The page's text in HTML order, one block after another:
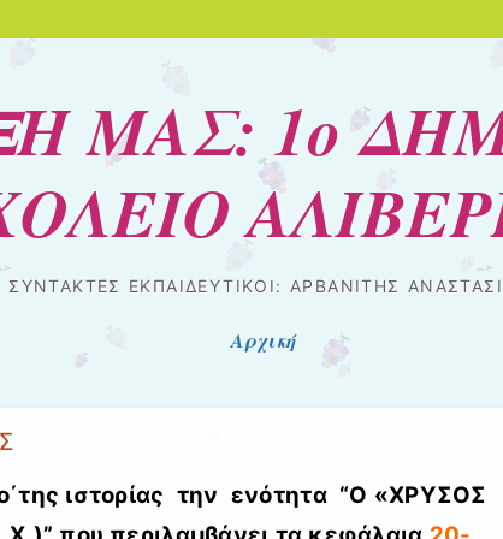
ΜΑΣ: 1ο
ΣΥΝΤΑΚΤΕΣ ΕΚΠΑΙΔΕΥΤΙΚΟΙ: ΑΡΒΑΝΙΤΗΣ
Αρχική
ιστορίας την ενότητα “Ο «ΧΡΥΣΟΣ